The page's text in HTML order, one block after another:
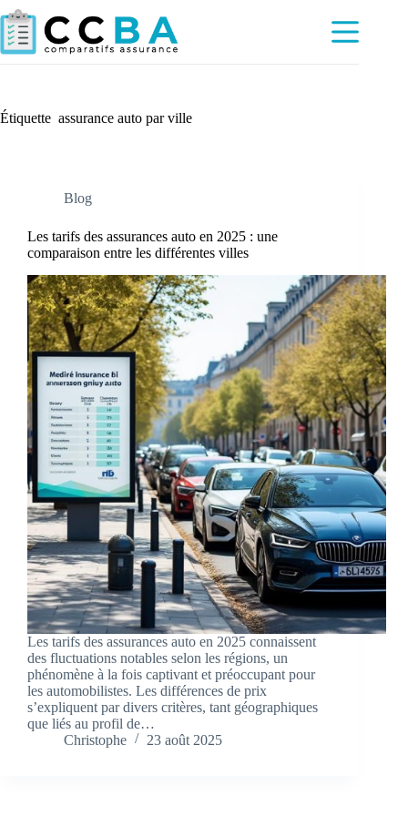
Passer
au
contenu
Étiquette assurance auto par ville
Blog
Les tarifs des assurances auto en 2025 : une
comparaison entre les différentes villes
Les tarifs des assurances auto en 2025 connaissent
des fluctuations notables selon les régions, un
phénomène à la fois captivant et préoccupant pour
les automobilistes. Les différences de prix
s’expliquent par divers critères, tant géographiques
que liés au profil de…
Christophe
23 août 2025